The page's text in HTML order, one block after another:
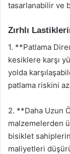
tasarlanabilir ve
Zırhlı
1. **Patlama
kesiklere karşı
yolda
patlama riskini
2. **Daha Uzun
malzemelerden
bisiklet
maliyetleri